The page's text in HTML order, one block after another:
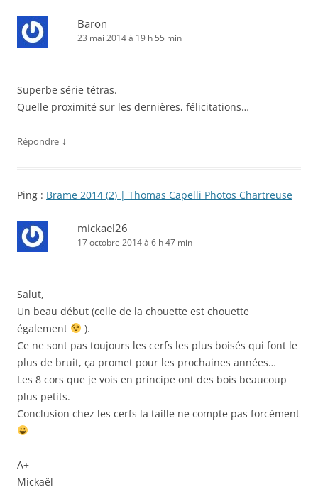
Baron
23 mai 2014 à 19 h 55 min
Superbe série tétras.
Quelle proximité sur les dernières, félicitations…
Répondre ↓
Ping : Brame 2014 (2) | Thomas Capelli Photos Chartreuse
mickael26
17 octobre 2014 à 6 h 47 min
Salut,
Un beau début (celle de la chouette est chouette
également
).
Ce ne sont pas toujours les cerfs les plus boisés qui font le
plus de bruit, ça promet pour les prochaines années…
Les 8 cors que je vois en principe ont des bois beaucoup
plus petits.
Conclusion chez les cerfs la taille ne compte pas forcément
A+
Mickaël